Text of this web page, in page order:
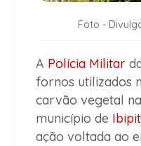
Foto -
A Polícia Militar
fornos utilizados
carvão vegetal
município de
ação voltada ao